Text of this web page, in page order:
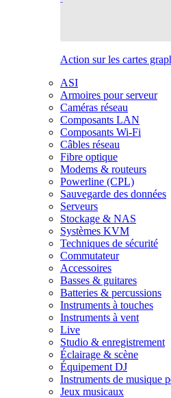
Action sur les cartes
ASI
Armoires pour serveur
Caméras réseau
Composants LAN
Composants Wi-Fi
Câbles réseau
Fibre optique
Modems & routeurs
Powerline (CPL)
Sauvegarde des données
Serveurs
Stockage & NAS
Systèmes KVM
Techniques de sécurité
Commutateur
Accessoires
Basses & guitares
Batteries & percussions
Instruments à touches
Instruments à vent
Live
Studio & enregistrement
Éclairage & scène
Équipement DJ
Instruments de musique
Jeux musicaux